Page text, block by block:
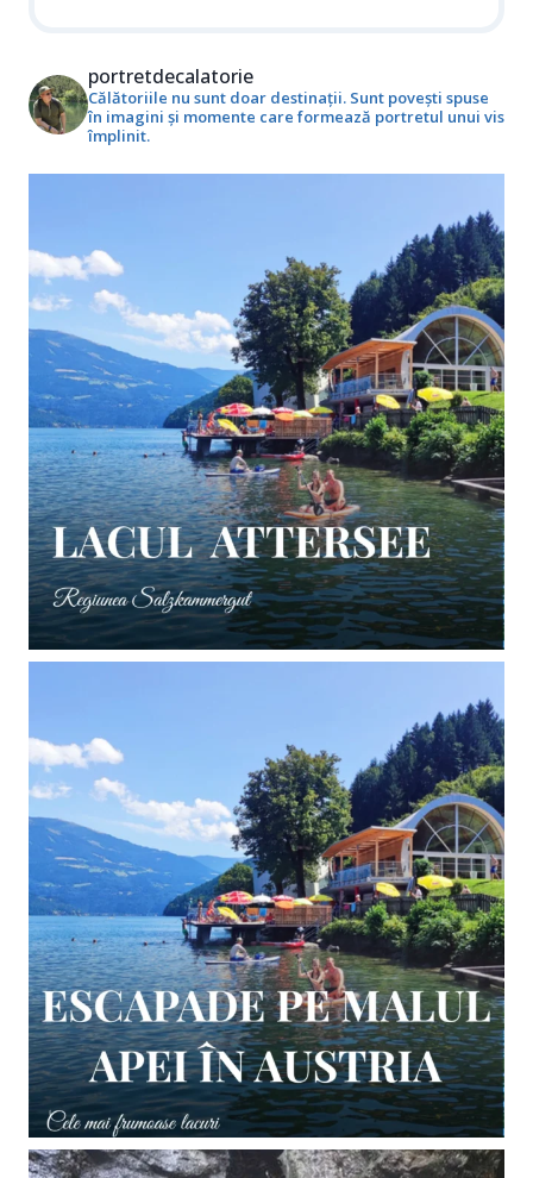
portretdecalatorie
Călătoriile nu sunt doar destinații. Sunt povești spuse
în imagini și momente care formează portretul unui vis
împlinit.